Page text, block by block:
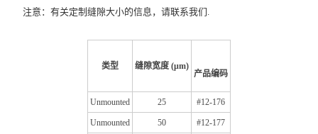
注意：有关定制缝隙大小的信息，请联系我们.
类型 缝隙宽度 (μm)
产品编码
Unmounted 25 #12-176
Unmounted 50 #12-177